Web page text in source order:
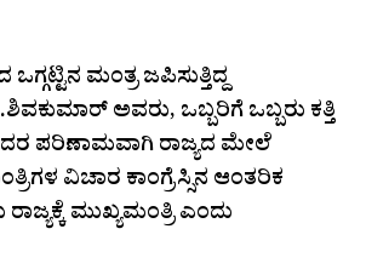
ಮಂತ್ರ ಜಪಿಸುತ್ತಿದ್ದ
ಅವರು, ಒಬ್ಬರಿಗೆ ಒಬ್ಬರು ಕತ್ತಿ
ಪರಿಣಾಮವಾಗಿ ರಾಜ್ಯದ ಮೇಲೆ
ವಿಚಾರ ಕಾಂಗ್ರೆಸ್ಸಿನ ಆಂತರಿಕ
ಮುಖ್ಯಮಂತ್ರಿ ಎಂದು